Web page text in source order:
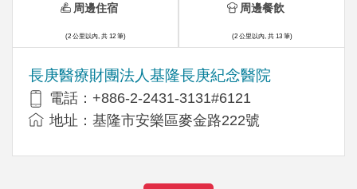
長庚醫療財團法人基隆長庚紀念醫院
電話：+886-2-2431-3131#6121
地址：基隆市安樂區麥金路222號
周邊住宿
(2 公里以內, 共 12 筆)
周邊餐飲
(2 公里以內, 共 13 筆)